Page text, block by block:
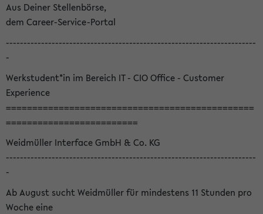
Aus Deiner Stellenbörse,
dem Career-Service-Portal
-----------------------------------------------------------------------
-
Werkstudent*in im Bereich IT - CIO Office - Customer
Experience
===============================================
=========================
Weidmüller Interface GmbH & Co. KG
-----------------------------------------------------------------------
-
Ab August sucht Weidmüller für mindestens 11 Stunden pro
Woche eine